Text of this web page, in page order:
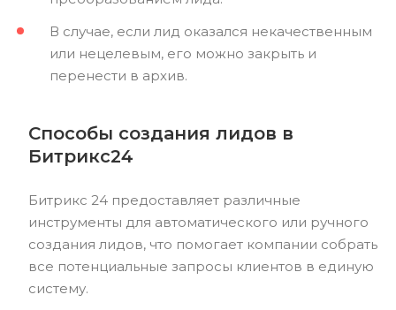
В случае, если лид оказался некачественным
или нецелевым, его можно закрыть и
перенести в архив.
Способы создания лидов в
Битрикс24
Битрикс 24 предоставляет различные
инструменты для автоматического или ручного
создания лидов, что помогает компании собрать
все потенциальные запросы клиентов в единую
систему.